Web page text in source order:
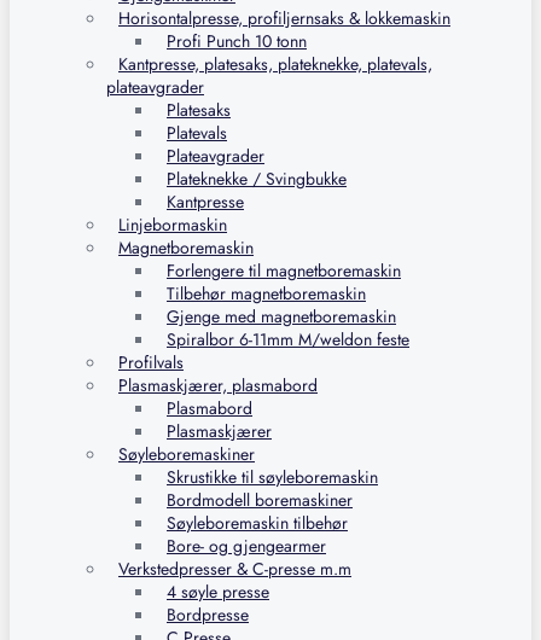
Horisontalpresse, profiljernsaks & lokkemaskin
Profi Punch 10 tonn
Kantpresse, platesaks, plateknekke, platevals,
plateavgrader
Platesaks
Platevals
Plateavgrader
Plateknekke / Svingbukke
Kantpresse
Linjebormaskin
Magnetboremaskin
Forlengere til magnetboremaskin
Tilbehør magnetboremaskin
Gjenge med magnetboremaskin
Spiralbor 6-11mm M/weldon feste
Profilvals
Plasmaskjærer, plasmabord
Plasmabord
Plasmaskjærer
Søyleboremaskiner
Skrustikke til søyleboremaskin
Bordmodell boremaskiner
Søyleboremaskin tilbehør
Bore- og gjengearmer
Verkstedpresser & C-presse m.m
4 søyle presse
Bordpresse